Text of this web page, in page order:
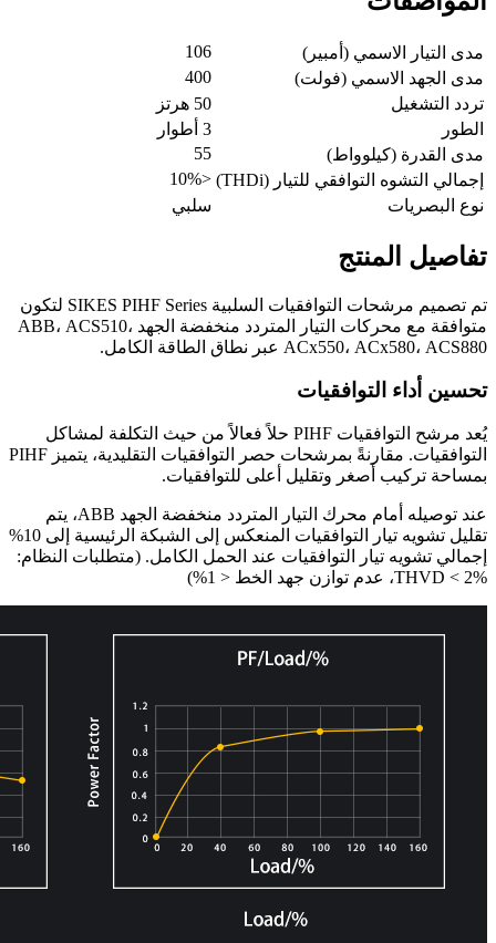
مدى التيار الاسمي (أمبير)
106
مدى الجهد الاسمي (فولت)
400
تردد التشغيل
50 هرتز
الطور
3 أطوار
مدى القدرة (كيلوواط)
55
إجمالي التشوه التوافقي للتيار (THDi)
<10%
نوع البصريات
سلبي
تفاصيل المنتج
تم تصميم مرشحات التوافقيات السلبية SIKES PIHF Series لتكون
متوافقة مع محركات التيار المتردد منخفضة الجهد ABB، ACS510،
ACx550، ACx580، ACS880 عبر نطاق الطاقة الكامل.
تحسين أداء التوافقيات
يُعد مرشح التوافقيات PIHF حلاً فعالاً من حيث التكلفة لمشاكل
التوافقيات. مقارنةً بمرشحات حصر التوافقيات التقليدية، يتميز PIHF
بمساحة تركيب أصغر وتقليل أعلى للتوافقيات.
عند توصيله أمام محرك التيار المتردد منخفضة الجهد ABB، يتم
تقليل تشويه تيار التوافقيات المنعكس إلى الشبكة الرئيسية إلى 10%
إجمالي تشويه تيار التوافقيات عند الحمل الكامل. (متطلبات النظام:
THVD < 2%، عدم توازن جهد الخط < 1%)